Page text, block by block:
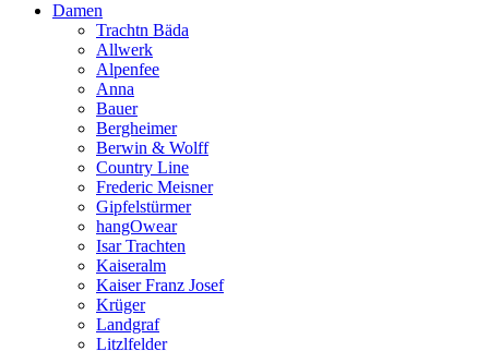
Damen
Trachtn Bäda
Allwerk
Alpenfee
Anna
Bauer
Bergheimer
Berwin & Wolff
Country Line
Frederic Meisner
Gipfelstürmer
hangOwear
Isar Trachten
Kaiseralm
Kaiser Franz Josef
Krüger
Landgraf
Litzlfelder